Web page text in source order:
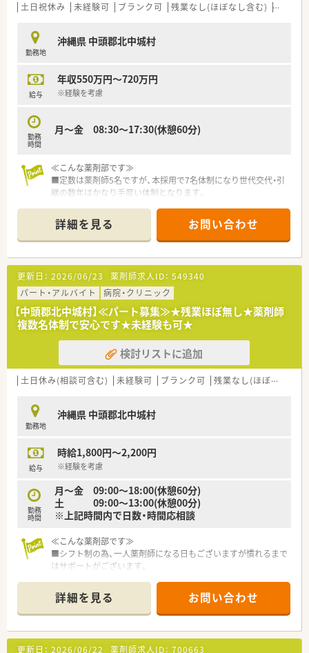
剤薬局やドラッグストアの店舗を積極的に展開している企業で
管理職への研修実施や託児所の開園などを行っています。
■女性活躍推進法に基づく三ツ星「えるぼし」の最高ランクを取
を最大限に考慮して年収500万円から677万円を提示します。
■手厚い各種手当が魅力であり、一般薬剤師には月10万円、管理
薬剤師には月13万円の薬剤師手当がそれぞれ支給されます。
代の補助などが用意されているため遠方からの転職も安心で
す。
土日祝休み 未経験可 ブランク可 残業なし(ほぼなし含む) 転勤な
勤務地
沖縄県 中頭郡北中城村
給与
年収550万円～720万円
※経験を考慮
勤務
時間
月～金 08:30～17:30(休憩60分)
≪こんな薬剤部です≫
■定数は薬剤師5名ですが、本採用で7名体制になり世代交代・引
継の数年はかなり手厚い体制となります。
す。
■チーム医療を大切にされている環境で、スキルアップもし易い
です。
詳細を見る お問い合わせ
更新日： 2026/06/23 薬剤師求人ID： 549340
パート・アルバイト
病院・クリニック
【中頭郡北中城村】≪パート募集≫★残業ほぼ無し★薬剤師
複数名体制で安心です★未経験も可★
検討リストに追加
土日休み(相談可含む) 未経験可 ブランク可 残業なし(ほぼなし含む)
勤務地
沖縄県 中頭郡北中城村
給与
時給1,800円～2,200円
※経験を考慮
勤務
時間
月～金 09:00～18:00(休憩60分)
土 09:00～13:00(休憩00分)
※上記時間内で日数・時間応相談
≪こんな薬剤部です≫
■シフト制の為、一人薬剤師になる日もございますが慣れるまで
はサポートがございます。
ます。
■外来は全て院内処方となっております。
詳細を見る お問い合わせ
更新日： 2026/06/22 薬剤師求人ID： 700663